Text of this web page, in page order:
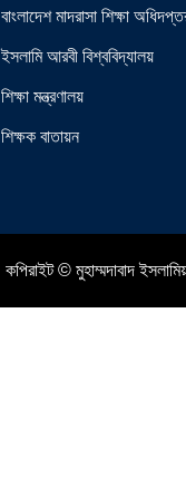
বাংলাদেশ মাদরাসা শিক্ষা
ইসলামি আরবী বিশ্ববিদ্যালয়
শিক্ষা মন্ত্রণালয়
শিক্ষক বাতায়ন
কপিরাইট © মুহাম্মদাবাদ